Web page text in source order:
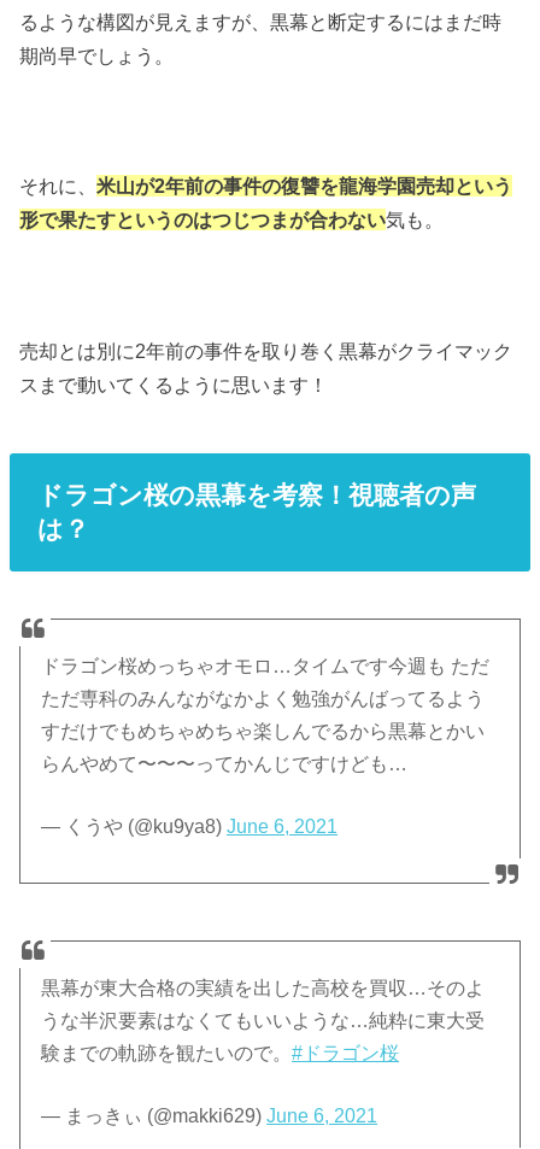
るような構図が見えますが、黒幕と断定するにはまだ時
期尚早でしょう。
それに、米山が2年前の事件の復讐を龍海学園売却という
形で果たすというのはつじつまが合わない気も。
売却とは別に2年前の事件を取り巻く黒幕がクライマック
スまで動いてくるように思います！
ドラゴン桜の黒幕を考察！視聴者の声
は？
ドラゴン桜めっちゃオモロ…タイムです今週も ただ
ただ専科のみんながなかよく勉強がんばってるよう
すだけでもめちゃめちゃ楽しんでるから黒幕とかい
らんやめて〜〜〜ってかんじですけども…
— くうや (@ku9ya8)June 6, 2021
黒幕が東大合格の実績を出した高校を買収…そのよ
うな半沢要素はなくてもいいような…純粋に東大受
験までの軌跡を観たいので。#ドラゴン桜
— まっきぃ (@makki629)June 6, 2021